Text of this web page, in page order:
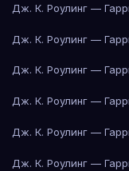
Дж. К. Роулинг —
Дж. К. Роулинг —
Дж. К. Роулинг —
Дж. К. Роулинг —
Дж. К. Роулинг —
Дж. К. Роулинг —